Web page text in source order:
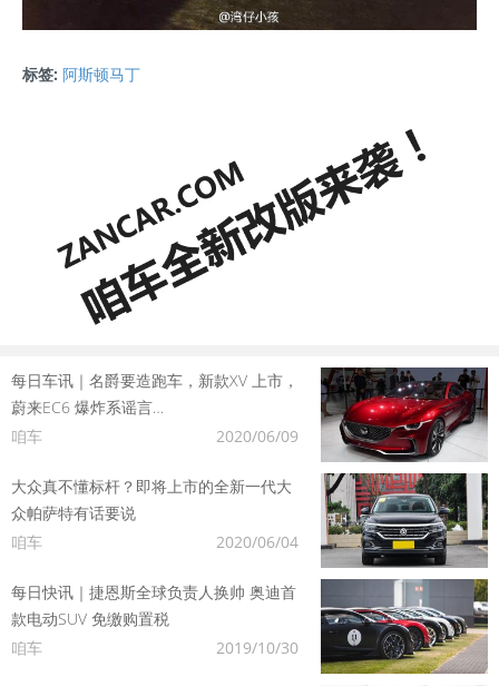
标签: 阿斯顿马丁
每日车讯｜名爵要造跑车，新款XV 上市，
蔚来EC6 爆炸系谣言…
咱车
2020/06/09
大众真不懂标杆？即将上市的全新一代大
众帕萨特有话要说
咱车
2020/06/04
每日快讯｜捷恩斯全球负责人换帅 奥迪首
款电动SUV 免缴购置税
咱车
2019/10/30